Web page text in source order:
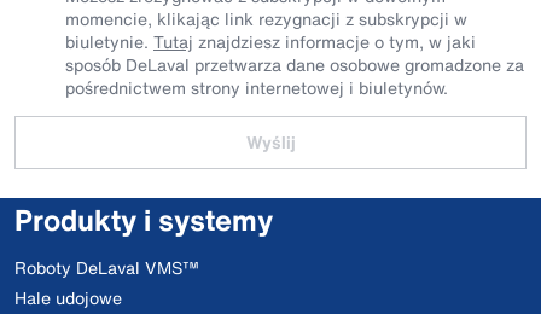
momencie, klikając link rezygnacji z subskrypcji w
biuletynie. Tutaj znajdziesz informacje o tym, w jaki
sposób DeLaval przetwarza dane osobowe gromadzone za
pośrednictwem strony internetowej i biuletynów.
Wyślij
Produkty i systemy
Roboty DeLaval VMS™
Hale udojowe